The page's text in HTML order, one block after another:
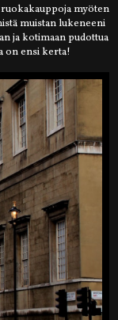
myöten
muistan lukeneeni
ja kotimaan pudottua
on ensi kerta!